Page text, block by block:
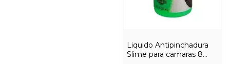
Liquido Antipinchadura
Slime para camaras 8